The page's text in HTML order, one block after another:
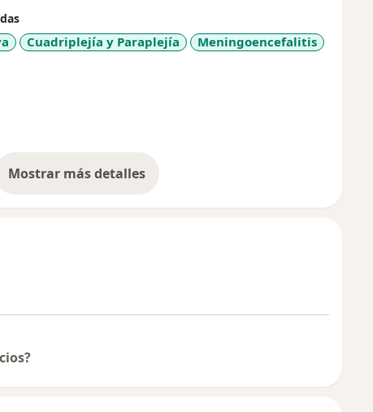
Cuadriplejía y Paraplejía
Meningoencefalitis
Mostrar más detalles
sobre la experiencia